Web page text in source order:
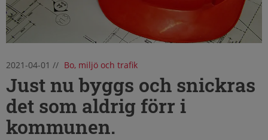
2021-04-01 // Bo, miljö och trafik
Just nu byggs och snickras
det som aldrig förr i
kommunen.